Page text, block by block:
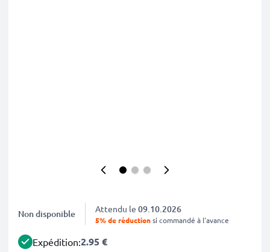
Non disponible Attendu le 09.10.2026
5% de réductionsi commandé à l'avance
Expédition:2.95 €